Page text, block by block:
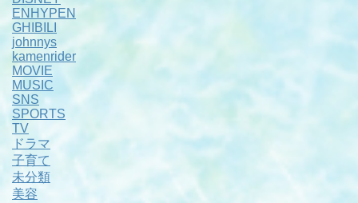
ENHYPEN
GHIBILI
johnnys
kamenrider
MOVIE
MUSIC
SNS
SPORTS
TV
ドラマ
子育て
未分類
美容